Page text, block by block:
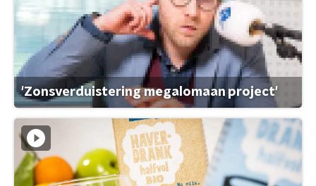
'Zonsverduistering megalomaan project'